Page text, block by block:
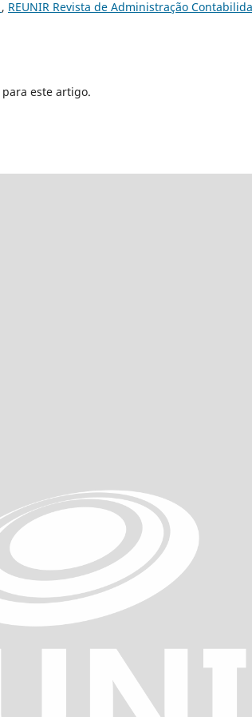
, REUNIR Revista de Administração
para este artigo.